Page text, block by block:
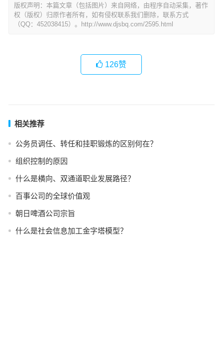
版权声明：本篇文章（包括图片）来自网络，由程序自动采集，著作
权（版权）归原作者所有，如有侵权联系我们删除，联系方式
（QQ：452038415）。http://www.djsbq.com/2595.html
126赞
相关推荐
公务员调任、转任和挂职锻炼的区别何在？
组织控制的原因
什么是横向、双通道职业发展路径？
百事公司的全球价值观
朝日啤酒公司宗旨
什么是社会信息加工金字塔模型？